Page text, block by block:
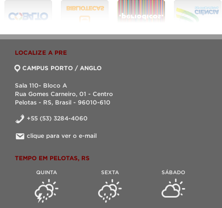
LOCALIZE A PRE
CAMPUS PORTO / ANGLO
Sala 110- Bloco A
Rua Gomes Carneiro, 01 - Centro
Pelotas - RS, Brasil - 96010-610
+55 (53) 3284-4060
clique para ver o e-mail
TEMPO EM PELOTAS, RS
QUINTA SEXTA SÁBADO